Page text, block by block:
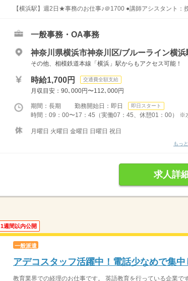
【横浜駅】週2日★事務のお仕事♪＠1700 ●講師アシスタント：
一般事務・OA事務
神奈川県横浜市神奈川区/ブルーライン横浜
その他、相模鉄道本線「横浜」駅からもアクセス可能！
時給1,700円 交通費全額支給
月収目安：90､000円〜112､000円
期間：長期 勤務開始日：即日 即日スタート
時間：09：00〜17：45（実働07：45、休憩01：00） ※
月曜日 火曜日 金曜日 日曜日 祝日
もっ
求人詳
1週間以内公開
一般派遣
アデコスタッフ活躍中！電話少なめで集
教育業界での経理のお仕事です。 英語教育を行っている企業